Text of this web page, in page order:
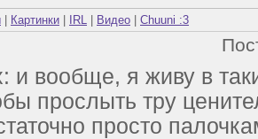
Картинки IRL Видео Chuuni :3
и вообще, я живу в
прослыть тру
просто